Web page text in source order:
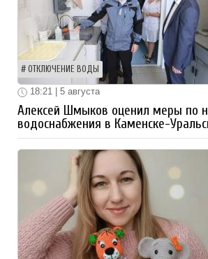
ОТКЛЮЧЕНИЕ ВОДЫ
18:21 | 5 августа
Алексей Шмыков оценил меры по
водоснабжения в Каменске-